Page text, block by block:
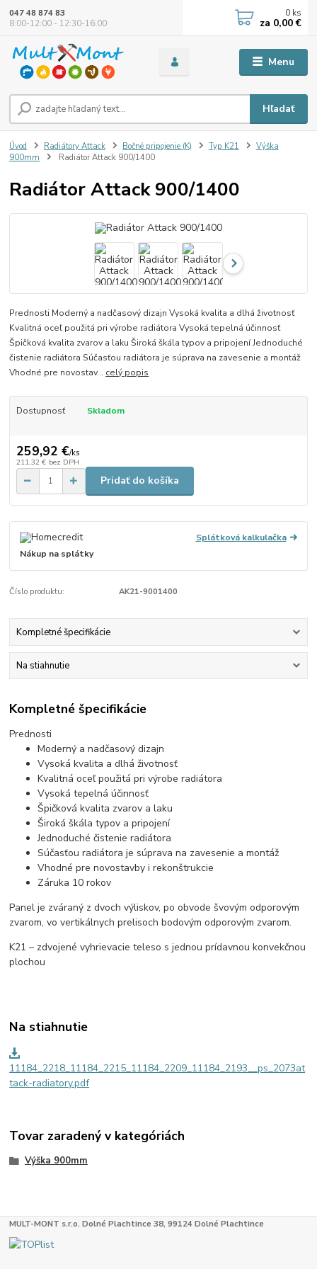
Menu
Hľadať
047 48 874 83
8:00-12:00 - 12:30-16:00
0 ks
za 0,00 €
Úvod Radiátory Attack Bočné pripojenie (K) Typ K21
Výška
900mm
Radiátor Attack 900/1400
Radiátor Attack 900/1400
Prednosti Moderný a nadčasový dizajn Vysoká kvalita a dlhá životnosť
Kvalitná oceľ použitá pri výrobe radiátora Vysoká tepelná účinnosť
Špičková kvalita zvarov a laku Široká škála typov a pripojení Jednoduché
čistenie radiátora Súčasťou radiátora je súprava na zavesenie a montáž
Vhodné pre novostav... celý popis
Dostupnosť Skladom
259,92 €/ks
211,32 € bez DPH
Pridať do košíka
Splátková kalkulačka
Nákup na splátky
Číslo produktu: AK21-9001400
Kompletné špecifikácie
Na stiahnutie
Kompletné špecifikácie
Prednosti
Moderný a nadčasový dizajn
Vysoká kvalita a dlhá životnosť
Kvalitná oceľ použitá pri výrobe radiátora
Vysoká tepelná účinnosť
Špičková kvalita zvarov a laku
Široká škála typov a pripojení
Jednoduché čistenie radiátora
Súčasťou radiátora je súprava na zavesenie a montáž
Vhodné pre novostavby i rekonštrukcie
Záruka 10 rokov
Panel je zváraný z dvoch výliskov, po obvode švovým odporovým
zvarom, vo vertikálnych prelisoch bodovým odporovým zvarom.
K21 – zdvojené vyhrievacie teleso s jednou prídavnou konvekčnou
plochou
Na stiahnutie
11184_2218_11184_2215_11184_2209_11184_2193__ps_2073at
tack-radiatory.pdf
Tovar zaradený v kategóriách
Výška 900mm
MULT-MONT s.r.o. Dolné Plachtince 38, 99124 Dolné Plachtince